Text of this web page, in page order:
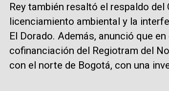
Rey también resaltó el respaldo
licenciamiento ambiental y la
El Dorado. Además, anunció que
cofinanciación del Regiotram del
con el norte de Bogotá, con una